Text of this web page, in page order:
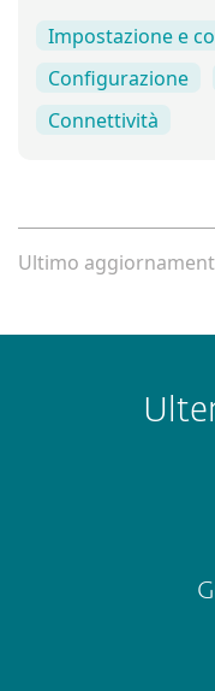
Impostazione e
Configurazione
Connettività
Ultimo